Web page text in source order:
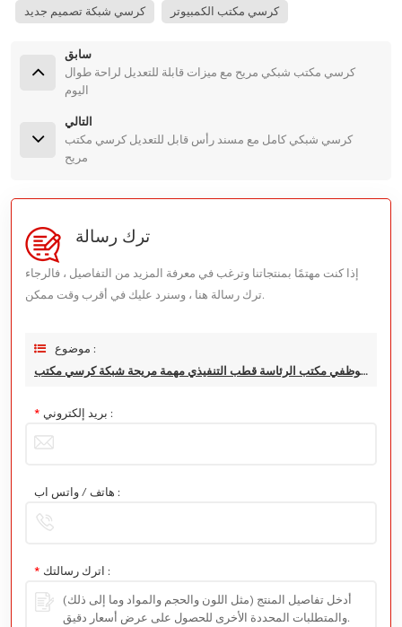
كرسي شبكة تصميم جديد كرسي مكتب الكمبيوتر
سابق
كرسي مكتب شبكي مريح مع ميزات قابلة للتعديل لراحة طوال
اليوم
التالي
كرسي شبكي كامل مع مسند رأس قابل للتعديل كرسي مكتب
مريح
ترك رسالة
إذا كنت مهتمًا بمنتجاتنا وترغب في معرفة المزيد من التفاصيل ، فالرجاء
ترك رسالة هنا ، وسنرد عليك في أقرب وقت ممكن.
موضوع :
بسيط زائر موظفي مكتب الرئاسة قطب التنفيذي مهمة مريحة شبكة كرسي مكتب
* بريد إلكتروني :
هاتف / واتس اب :
* اترك رسالتك :